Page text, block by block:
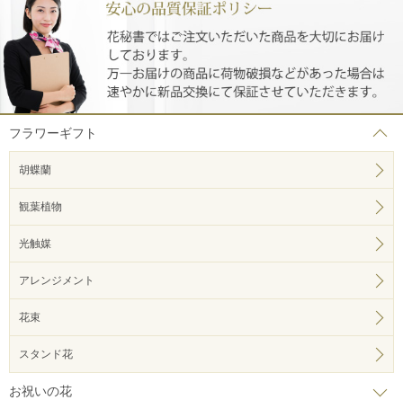
フラワーギフト
胡蝶蘭
観葉植物
光触媒
アレンジメント
花束
スタンド花
お祝いの花